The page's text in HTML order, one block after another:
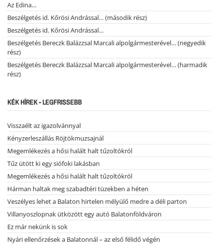
Az Edina…
Beszélgetés id. Kőrösi Andrással… (második rész)
Beszélgetés id. Kőrösi Andrással…
Beszélgetés Bereczk Balázzsal Marcali alpolgármesterével… (negyedik
rész)
Beszélgetés Bereczk Balázzsal Marcali alpolgármesterével… (harmadik
rész)
KÉK HÍREK - LEGFRISSEBB
Visszaélt az igazolvánnyal
Kényzerleszállás Röjtökmuzsajnál
Megemlékezés a hősi halált halt tűzoltókról
Tűz ütött ki egy siófoki lakásban
Megemlékezés a hősi halált halt tűzoltókról
Hárman haltak meg szabadtéri tüzekben a héten
Veszélyes lehet a Balaton hirtelen mélyülő medre a déli parton
Villanyoszlopnak ütközött egy autó Balatonföldváron
Ez már nekünk is sok
Nyári ellenőrzések a Balatonnál – az első félidő végén